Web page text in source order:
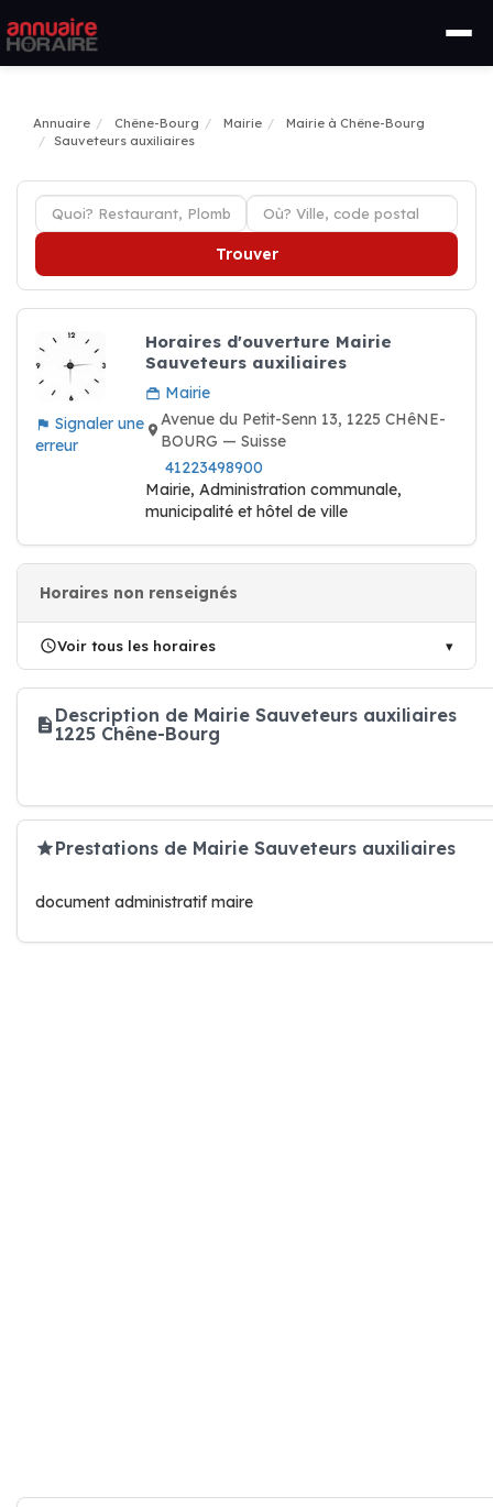
Annuaire Chêne-Bourg Mairie
Mairie à Chêne-Bourg
Sauveteurs auxiliaires
Trouver
Signaler une
erreur
Horaires d'ouverture Mairie
Sauveteurs auxiliaires
Mairie
Avenue du Petit-Senn 13, 1225 CHêNE-
BOURG — Suisse
41223498900
Mairie, Administration communale,
municipalité et hôtel de ville
Horaires non renseignés
Voir tous les horaires
Description de Mairie Sauveteurs auxiliaires
1225 Chêne-Bourg
Prestations de Mairie Sauveteurs auxiliaires
document administratif maire